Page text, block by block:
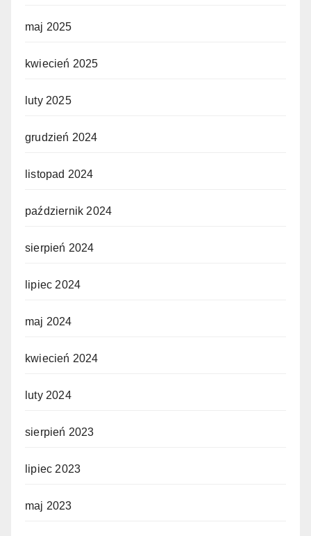
maj 2025
kwiecień 2025
luty 2025
grudzień 2024
listopad 2024
październik 2024
sierpień 2024
lipiec 2024
maj 2024
kwiecień 2024
luty 2024
sierpień 2023
lipiec 2023
maj 2023